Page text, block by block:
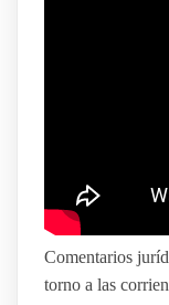
Comentarios
torno a las